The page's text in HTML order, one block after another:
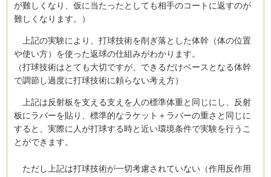
が難しくなり、仮に当たったとしても相手のコートに返すのが
難しくなります。）
上記の実験により、打球技術を削ぎ落とした体幹（体の位置
や使い方）を使った返球の仕組みがわかります。
（打球技術はとても大切ですが、できるだけベースとなる体幹
で調節し過度に打球技術に頼らない考え方）
上記は反射板を支える支えを人の標準体重と同じにし、反射
板にラバーを貼り、標準的なラケット＋ラバーの重さと同じに
すると、実際に人が打球する時と近い環境条件で実験を行うこ
とができます。
ただし上記は打球技術が一切考慮されていない（作用反作用